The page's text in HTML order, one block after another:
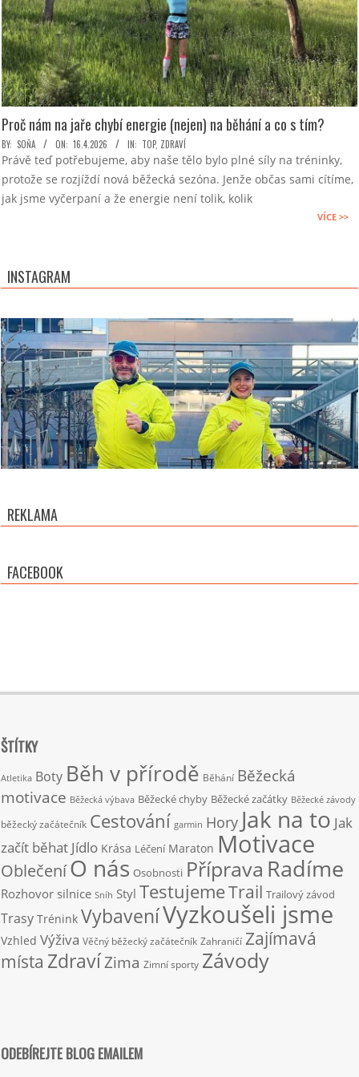
Proč nám na jaře chybí energie (nejen) na běhání a co s tím?
2026-
04-
16
BY: SOŇA ON: 16.4.2026 IN: TOP, ZDRAVÍ
Právě teď potřebujeme, aby naše tělo bylo plné síly na tréninky,
protože se rozjíždí nová běžecká sezóna. Jenže občas sami cítíme,
jak jsme vyčerpaní a že energie není tolik, kolik
VÍCE >>
INSTAGRAM
REKLAMA
FACEBOOK
ŠTÍTKY
Atletika Boty Běh v přírodě Běhání Běžecká
motivace Běžecká výbava Běžecké chyby Běžecké začátky Běžecké závody
běžecký začátečník Cestování garmin Hory Jak na to Jak
začít běhat Jídlo Krása Léčení Maraton Motivace
OblečeníO nás Osobnosti Příprava Radíme
Rozhovor silnice Sníh Styl TestujemeTrail Trailový závod
Trasy Trénink VybaveníVyzkoušeli jsme
Vzhled Výživa Věčný běžecký začátečník Zahraničí Zajímavá
místa ZdravíZima Zimní sporty Závody
ODEBÍREJTE BLOG EMAILEM